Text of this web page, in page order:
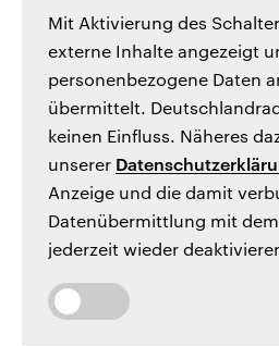
Mit Aktivierung des
externe Inhalte angezeigt
personenbezogene Daten
übermittelt.
keinen Einfluss. Näheres
unserer
Anzeige und die damit
Datenübermittlung mit
jederzeit wieder